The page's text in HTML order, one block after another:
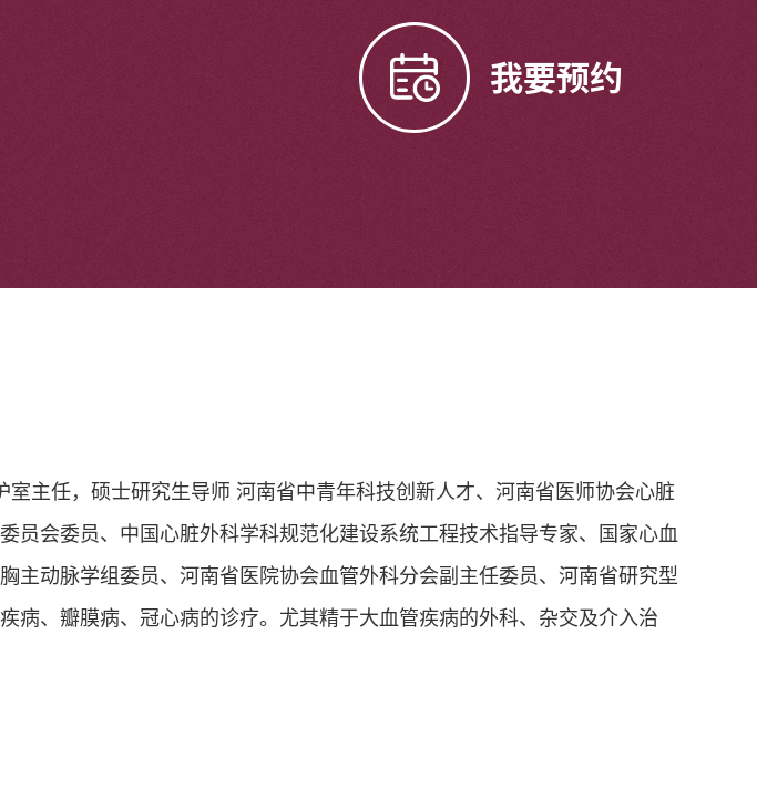
我要预约
主任，硕士研究生导师 河南省中青年科技创新人才、河南省医师协会心脏
会委员、中国心脏外科学科规范化建设系统工程技术指导专家、国家心血
动脉学组委员、河南省医院协会血管外科分会副主任委员、河南省研究型
病、瓣膜病、冠心病的诊疗。尤其精于大血管疾病的外科、杂交及介入治